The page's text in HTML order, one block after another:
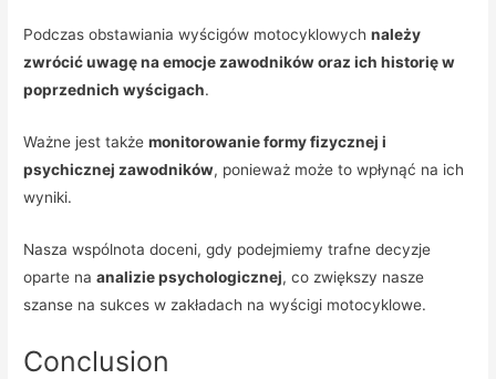
Podczas obstawiania wyścigów motocyklowychnależy
zwrócić uwagę na emocje zawodników oraz ich historię w
poprzednich wyścigach.
Ważne jest takżemonitorowanie formy fizycznej i
psychicznej zawodników, ponieważ może to wpłynąć na ich
wyniki.
Nasza wspólnota doceni, gdy podejmiemy trafne decyzje
oparte naanalizie psychologicznej, co zwiększy nasze
szanse na sukces w zakładach na wyścigi motocyklowe.
Conclusion